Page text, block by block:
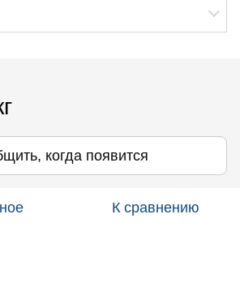
когда появится
К сравнению